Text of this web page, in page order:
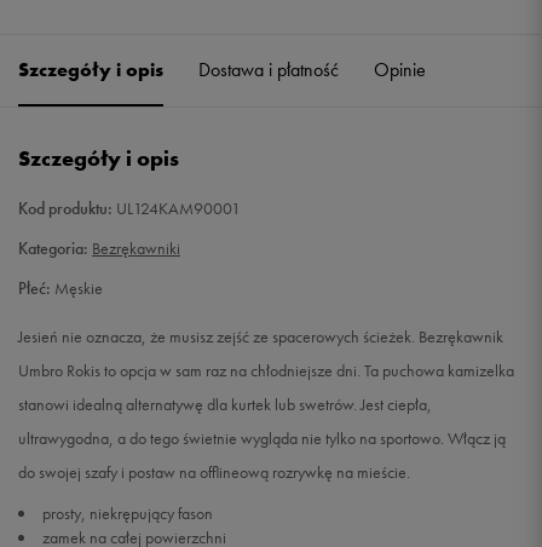
Szczegóły i opis Dostawa i płatność Opinie
Szczegóły i opis
Kod produktu: UL124KAM90001
Kategoria: Bezrękawniki
Płeć: Męskie
Jesień nie oznacza, że musisz zejść ze spacerowych ścieżek. Bezrękawnik
Umbro Rokis to opcja w sam raz na chłodniejsze dni. Ta puchowa kamizelka
stanowi idealną alternatywę dla kurtek lub swetrów. Jest ciepła,
ultrawygodna, a do tego świetnie wygląda nie tylko na sportowo. Włącz ją
do swojej szafy i postaw na offlineową rozrywkę na mieście.
prosty, niekrępujący fason
zamek na całej powierzchni